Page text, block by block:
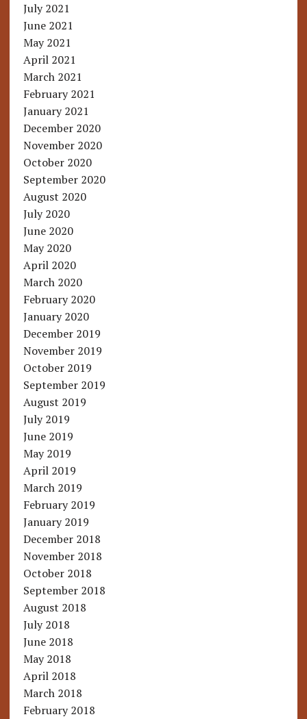
July 2021
June 2021
May 2021
April 2021
March 2021
February 2021
January 2021
December 2020
November 2020
October 2020
September 2020
August 2020
July 2020
June 2020
May 2020
April 2020
March 2020
February 2020
January 2020
December 2019
November 2019
October 2019
September 2019
August 2019
July 2019
June 2019
May 2019
April 2019
March 2019
February 2019
January 2019
December 2018
November 2018
October 2018
September 2018
August 2018
July 2018
June 2018
May 2018
April 2018
March 2018
February 2018